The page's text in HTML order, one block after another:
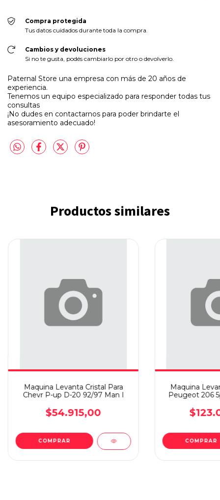
Compra protegida
Tus datos cuidados durante toda la compra.
Cambios y devoluciones
Si no te gusta, podés cambiarlo por otro o devolverlo.
Paternal Store una empresa con más de 20 años de
experiencia.
Tenemos un equipo especializado para responder todas tus
consultas
¡No dudes en contactarnos para poder brindarte el
asesoramiento adecuado!
Productos similares
Maquina Levanta Cristal Para
Chevr P-up D-20 92/97 Man I
$54.915,00
COMPRAR
Maquina
Peugeot 206
COMPRAR